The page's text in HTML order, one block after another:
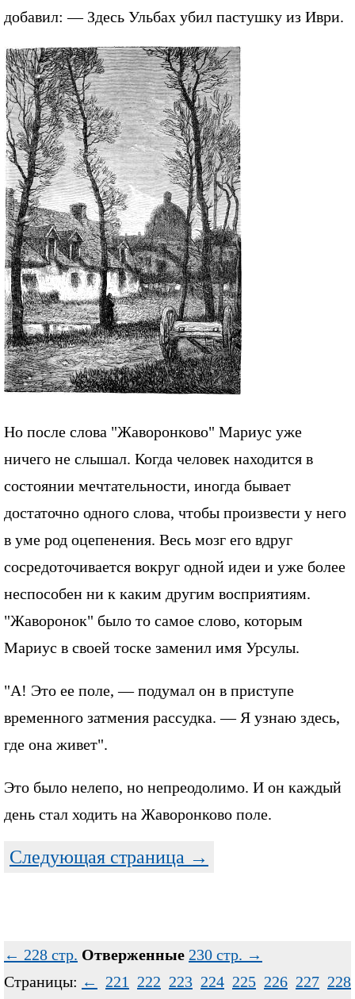
добавил: — Здесь Ульбах убил пастушку из Иври.
Но после слова "Жаворонково" Мариус уже
ничего не слышал. Когда человек находится в
состоянии мечтательности, иногда бывает
достаточно одного слова, чтобы произвести у него
в уме род оцепенения. Весь мозг его вдруг
сосредоточивается вокруг одной идеи и уже более
неспособен ни к каким другим восприятиям.
"Жаворонок" было то самое слово, которым
Мариус в своей тоске заменил имя Урсулы.
"А! Это ее поле, — подумал он в приступе
временного затмения рассудка. — Я узнаю здесь,
где она живет".
Это было нелепо, но непреодолимо. И он каждый
день стал ходить на Жаворонково поле.
Следующая страница →
← 228 стр. Отверженные 230 стр. →
Страницы: ← 221 222 223 224 225 226 227 228